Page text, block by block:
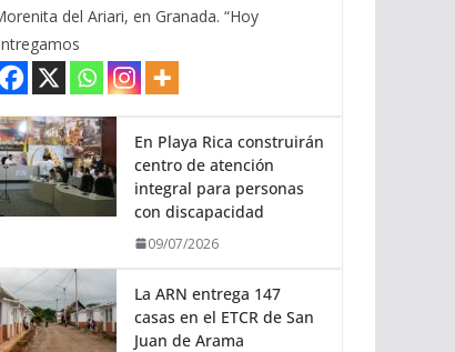
del Ariari, en Granada. “Hoy
En Playa Rica construirán
centro de atención
integral para personas
con discapacidad
09/07/2026
La ARN entrega 147
casas en el ETCR de San
Juan de Arama